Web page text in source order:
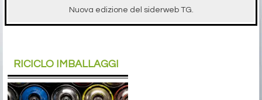
Nuova edizione del siderweb TG.
RICICLO IMBALLAGGI